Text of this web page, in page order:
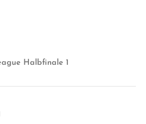
Halbfinale 1